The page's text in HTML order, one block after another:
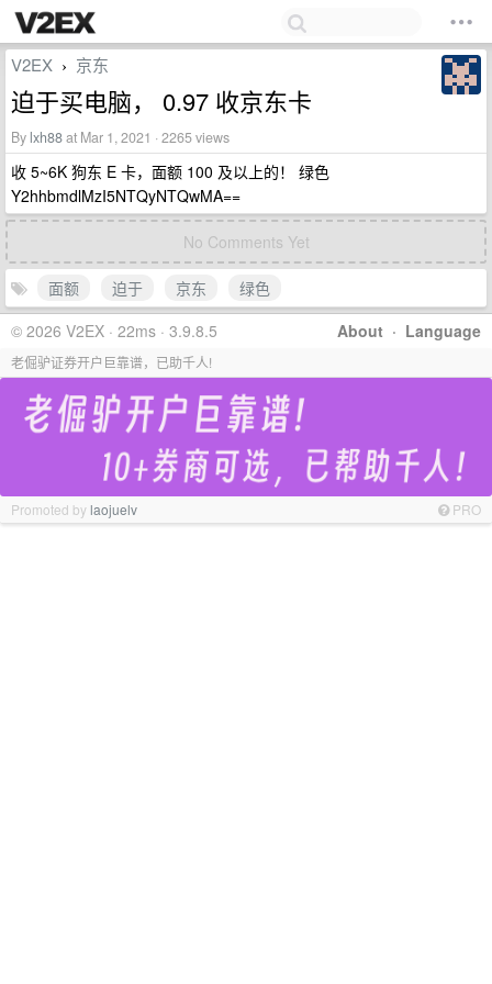
V2EX › 京东
迫于买电脑， 0.97 收京东卡
By lxh88at Mar 1, 2021 · 2265 views
收 5~6K 狗东 E 卡，面额 100 及以上的！ 绿色
Y2hhbmdlMzI5NTQyNTQwMA==
No Comments Yet
面额 迫于 京东
绿色
About · Language
© 2026 V2EX · 22ms · 3.9.8.5
老倔驴证券开户巨靠谱，已助千人!
Promoted bylaojuelv PRO